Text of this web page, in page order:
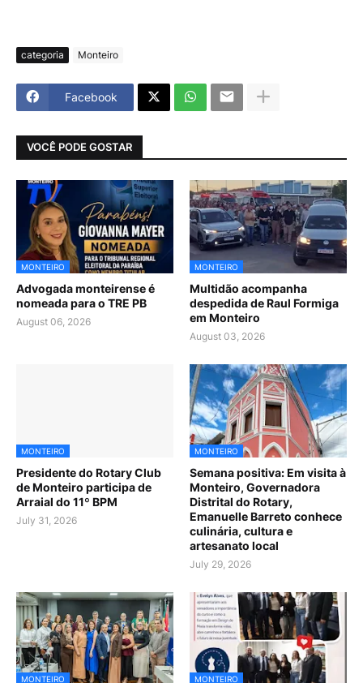
categoria Monteiro
Facebook
VOCÊ PODE GOSTAR
MONTEIRO
Advogada monteirense é
nomeada para o TRE PB
August 06, 2026
MONTEIRO
Multidão acompanha
despedida de Raul Formiga
em Monteiro
August 03, 2026
MONTEIRO
Presidente do Rotary Club
de Monteiro participa de
Arraial do 11º BPM
July 31, 2026
MONTEIRO
Semana positiva: Em visita à
Monteiro, Governadora
Distrital do Rotary,
Emanuelle Barreto conhece
culinária, cultura e
artesanato local
July 29, 2026
MONTEIRO MONTEIRO